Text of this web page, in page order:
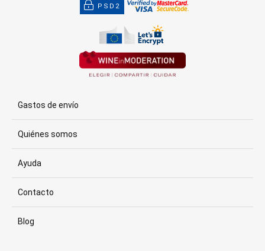
PSD2
Gastos de envío
Quiénes somos
Ayuda
Contacto
Blog